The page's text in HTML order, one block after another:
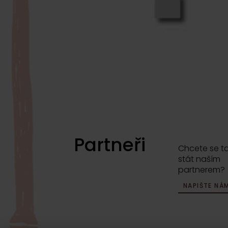
Partneři
Chcete se
stát naším
partnerem?
NAPIŠTE NÁM